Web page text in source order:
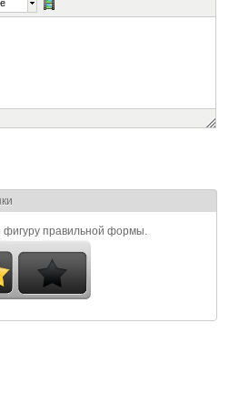
правильной формы.